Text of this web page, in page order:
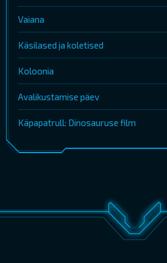
Vaiana
Käsilased ja koletised
Koloonia
Avalikustamise päev
Käpapatrull: Dinosauruse film